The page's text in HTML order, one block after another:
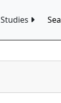
Studies